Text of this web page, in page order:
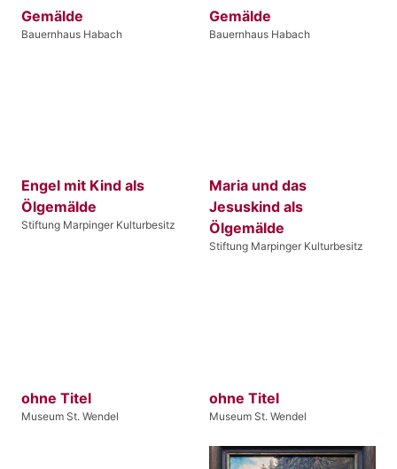
Gemälde
Bauernhaus Habach
Gemälde
Bauernhaus Habach
Engel mit Kind als
Ölgemälde
Stiftung Marpinger Kulturbesitz
Maria und das
Jesuskind als
Ölgemälde
Stiftung Marpinger Kulturbesitz
ohne Titel
Museum St. Wendel
ohne Titel
Museum St. Wendel